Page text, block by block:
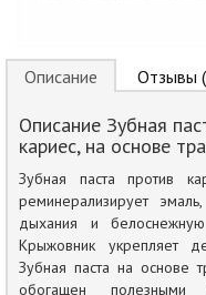
Описание Отзывы
Описание Зубная
кариес, на основе
Зубная паста против
реминерализирует
дыхания и
Крыжовник укрепляет
Зубная паста на основе
обогащен полезными